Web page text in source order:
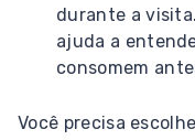
durante a
ajuda a
consomem
Você precisa